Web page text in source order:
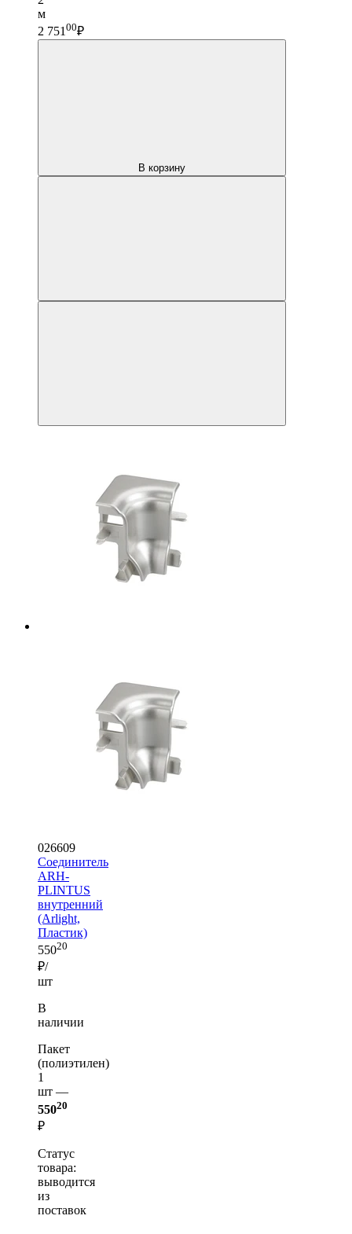
м
2 751 00₽
В корзину
026609
Соединитель
ARH-
PLINTUS
внутренний
(Arlight,
Пластик)
55020
₽/
шт
В
наличии
Пакет
(полиэтилен)
1
шт —
55020
₽
Статус
товара:
выводится
из
поставок